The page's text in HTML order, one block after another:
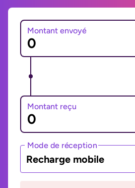
Montant envoyé
Montant reçu
Mode de réception
Recharge mobile